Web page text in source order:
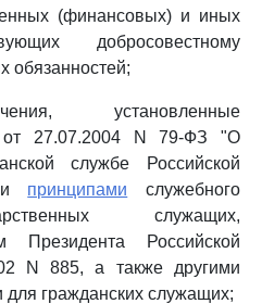
(финансовых) и иных
добросовестному
обязанностей;
установленные
от 27.07.2004 N 79-ФЗ "О
службе Российской
принципами служебного
служащих,
Президента Российской
N 885, а также другими
гражданских служащих;